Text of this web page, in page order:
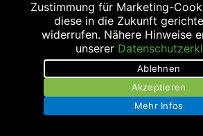
KONTAKT
Tel.:0531 332269
Fax: 0531 340552
E-Mail:
Internet:https://
Zustimmung für Marketing-
diese in die Zukunft
widerrufen. Nähere Hinweise
unserer
Ablehnen
Akzeptieren
Mehr Infos